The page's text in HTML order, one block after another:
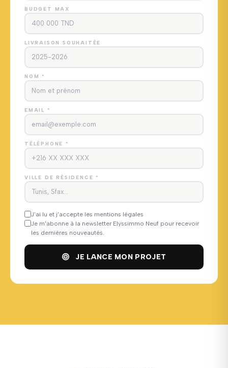
BUDGET MAX
LIVRAISON SOUHAITÉE
NOM *
EMAIL *
TÉLÉPHONE *
VILLE DE RÉSIDENCE *
J'ai lu et j'accepte les mentions légales
Je m'abonne à la newsletter Elyssimmo Neuf pour recevoir
les dernières nouveautés.
JE LANCE MON PROJET